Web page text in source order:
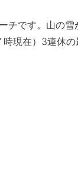
チです。山の雪
現在）3連休の